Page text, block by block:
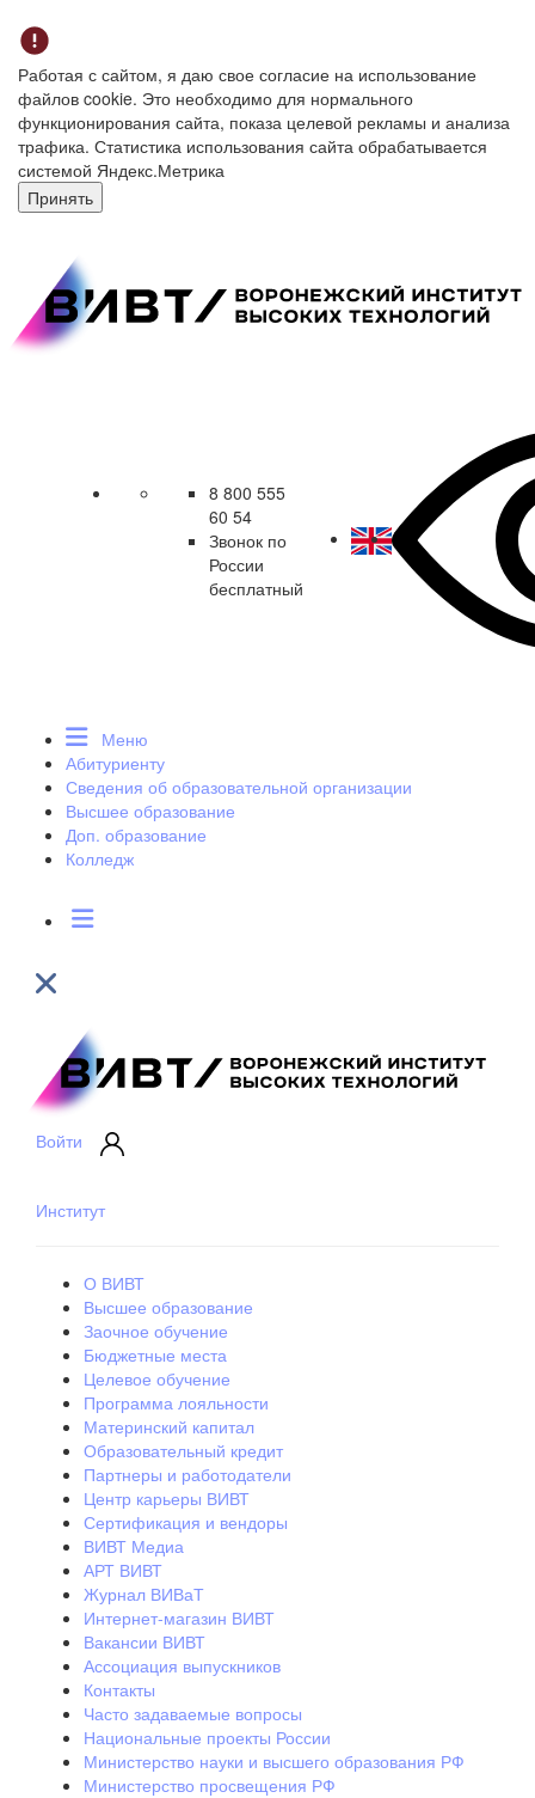
Работая с сайтом, я даю свое согласие на использование
файлов cookie. Это необходимо для нормального
функционирования сайта, показа целевой рекламы и анализа
трафика. Статистика использования сайта обрабатывается
системой Яндекс.Метрика
Принять
8 800 555
60 54
Звонок по
России
бесплатный
Меню
Абитуриенту
Сведения об образовательной организации
Высшее образование
Доп. образование
Колледж
Войти
Институт
О ВИВТ
Высшее образование
Заочное обучение
Бюджетные места
Целевое обучение
Программа лояльности
Материнский капитал
Образовательный кредит
Партнеры и работодатели
Центр карьеры ВИВТ
Сертификация и вендоры
ВИВТ Медиа
АРТ ВИВТ
Журнал ВИВаТ
Интернет-магазин ВИВТ
Вакансии ВИВТ
Ассоциация выпускников
Контакты
Часто задаваемые вопросы
Национальные проекты России
Министерство науки и высшего образования РФ
Министерство просвещения РФ